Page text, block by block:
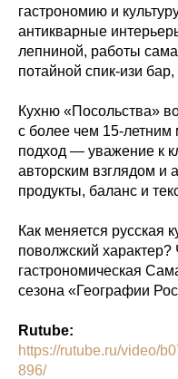
гастрономию и
антикварные
лепниной, работы
потайной спик-изи
Кухню «Посольства»
с более чем 15-
подход — уважение к
авторским взглядом и
продукты, баланс и
Как меняется русская
поволжский характер?
гастрономическая
сезона «Географии
Rutube:
https://rutube.ru/video/
896/